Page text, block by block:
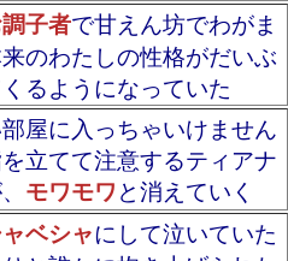
子者で甘えん坊でわがま
のわたしの性格がだいぶ
るようになっていた
屋に入っちゃいけません
立てて注意するティアナ
モワモワと消えていく
ベシャにして泣いていた